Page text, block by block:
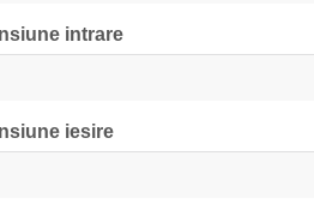
intrare
iesire